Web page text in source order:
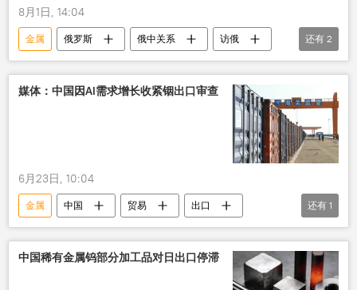
8月1日, 14:04
金属 俄罗斯 俄中关系
访俄
纳税
矿产
还有 2
媒体：中国因AI需求增长收紧铟出口审查
6月23日, 10:04
金属 中国 贸易
出口
限制
还有 1
中国稀有金属钨部分加工品对日出口停滞